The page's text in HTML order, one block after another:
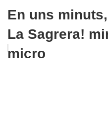
En uns
La Sagrera!
micro